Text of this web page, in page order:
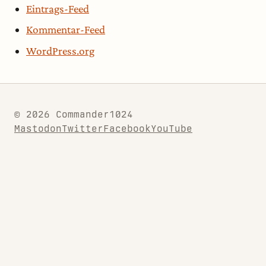
Eintrags-Feed
Kommentar-Feed
WordPress.org
© 2026 Commander1024
MastodonTwitterFacebookYouTube